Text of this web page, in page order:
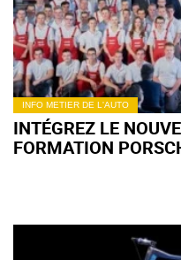
INFO METIER DE L'AUTO
INTÉGREZ LE
FORMATION